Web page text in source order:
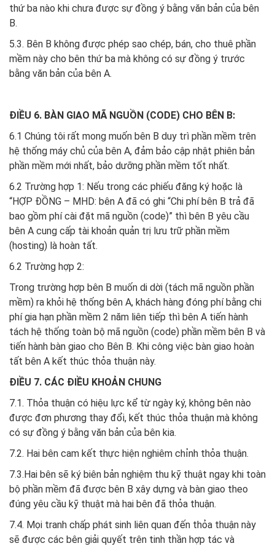
thứ ba nào khi chưa được sự đồng ý bằng văn bản của bên
B.
5.3. Bên B không được phép sao chép, bán, cho thuê phần
mềm này cho bên thứ ba mà không có sự đồng ý trước
bằng văn bản của bên A.
ĐIỀU 6. BÀN GIAO MÃ NGUỒN (CODE) CHO BÊN B:
6.1 Chúng tôi rất mong muốn bên B duy trì phần mềm trên
hệ thống máy chủ của bên A, đảm bảo cập nhật phiên bản
phần mềm mới nhất, bảo dưỡng phần mềm tốt nhất.
6.2 Trường hợp 1: Nếu trong các phiếu đăng ký hoặc là
“HỢP ĐỒNG – MHD: bên A đã có ghi “Chi phí bên B trả đã
bao gồm phí cài đặt mã nguồn (code)” thì bên B yêu cầu
bên A cung cấp tài khoản quản trị lưu trữ phần mềm
(hosting) là hoàn tất.
6.2 Trường hợp 2:
Trong trường hợp bên B muốn di dời (tách mã nguồn phần
mềm) ra khỏi hệ thống bên A, khách hàng đóng phí bằng chi
phí gia hạn phần mềm 2 năm liên tiếp thì bên A tiến hành
tách hệ thống toàn bộ mã nguồn (code) phần mềm bên B và
tiến hành bàn giao cho Bên B. Khi công việc bàn giao hoàn
tất bên A kết thúc thỏa thuận này.
ĐIỀU 7. CÁC ĐIỀU KHOẢN CHUNG
7.1. Thỏa thuận có hiệu lực kể từ ngày ký, không bên nào
được đơn phương thay đổi, kết thúc thỏa thuận mà không
có sự đồng ý bằng văn bản của bên kia.
7.2. Hai bên cam kết thực hiện nghiêm chỉnh thỏa thuận.
7.3.Hai bên sẽ ký biên bản nghiệm thu kỹ thuật ngay khi toàn
bộ phần mềm đã được bên B xây dựng và bàn giao theo
đúng yêu cầu kỹ thuật mà hai bên đã thỏa thuận.
7.4. Mọi tranh chấp phát sinh liên quan đến thỏa thuận này
sẽ được các bên giải quyết trên tinh thần hợp tác và